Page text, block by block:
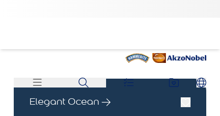
Elegant Ocean